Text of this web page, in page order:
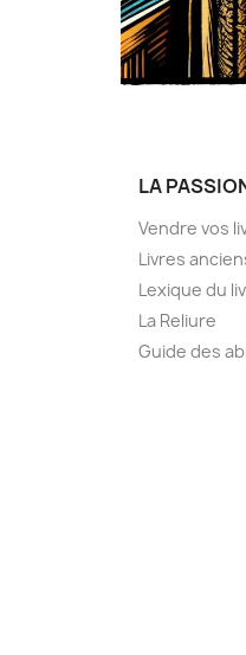
LA
Vendre vos
Livres
Lexique du
La Reliure
Guide des